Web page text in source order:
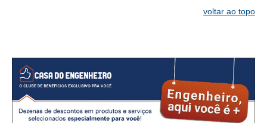
voltar ao topo